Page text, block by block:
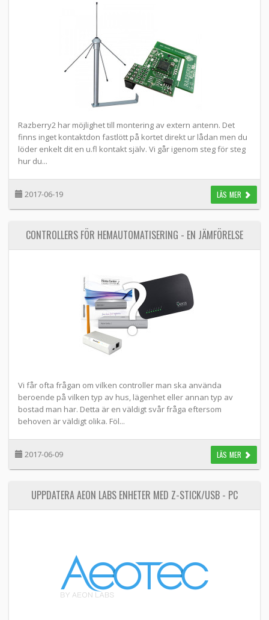
Razberry2 har möjlighet till montering av extern antenn. Det
finns inget kontaktdon fastlött på kortet direkt ur lådan men du
löder enkelt dit en u.fl kontakt själv. Vi går igenom steg för steg
hur du...
2017-06-19 LÄS MER
CONTROLLERS FÖR HEMAUTOMATISERING - EN JÄMFÖRELSE
Vi får ofta frågan om vilken controller man ska använda
beroende på vilken typ av hus, lägenhet eller annan typ av
bostad man har. Detta är en väldigt svår fråga eftersom
behoven är väldigt olika. Föl...
2017-06-09 LÄS MER
UPPDATERA AEON LABS ENHETER MED Z-STICK/USB - PC